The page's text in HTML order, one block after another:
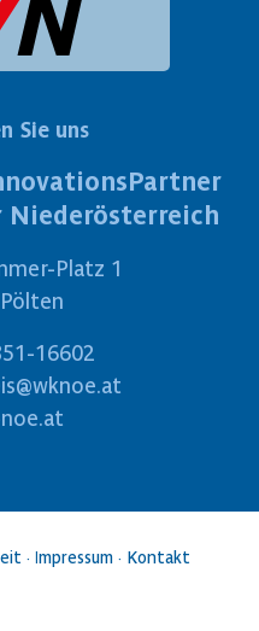
Sie uns
Niederösterreich
Platz 1
16602
· Impressum· Kontakt